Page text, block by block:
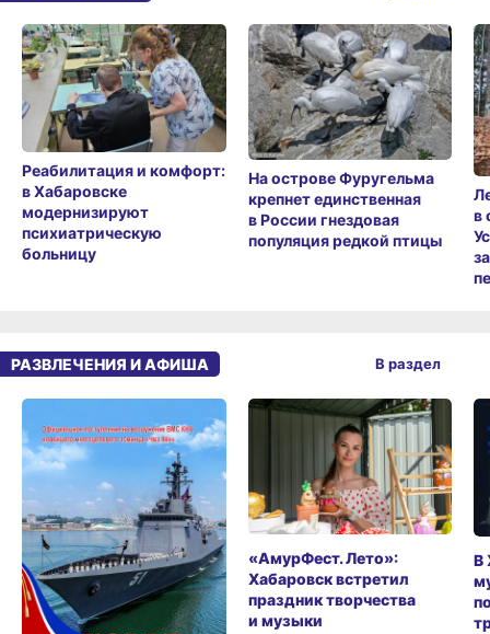
Реабилитация и комфорт:
в Хабаровске
модернизируют
психиатрическую
больницу
На острове Фуругельма
крепнет единственная
в России гнездовая
популяция редкой птицы
в
РАЗВЛЕЧЕНИЯ И АФИША
«АмурФест. Лето»:
Хабаровск встретил
праздник творчества
и музыки
В
В раздел